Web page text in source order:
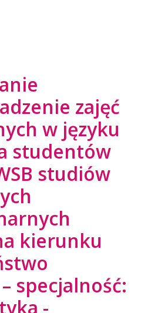
zajęć
w języku
studentów
studiów
kierunku
specjalność:
-